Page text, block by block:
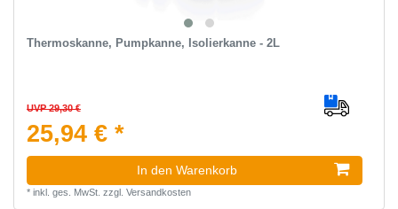
Thermoskanne, Pumpkanne, Isolierkanne - 2L
UVP 29,30 €
25,94 € *
In den Warenkorb
* inkl. ges. MwSt. zzgl. Versandkosten